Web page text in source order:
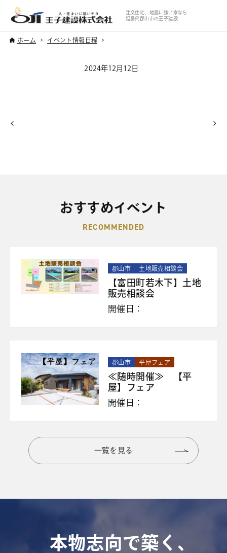
注文住宅、地震に強い家なら
福島県郡山市の王子建設
ホーム イベント情報日程
2024年12月12日
おすすめイベント
RECOMMENDED
郡山市 土地販売相談会
【富田町若木下】土地
販売相談会
開催日：
郡山市 平屋フェア
≪随時開催≫ 【平
屋】フェア
開催日：
一覧を見る
本物志向で築く、